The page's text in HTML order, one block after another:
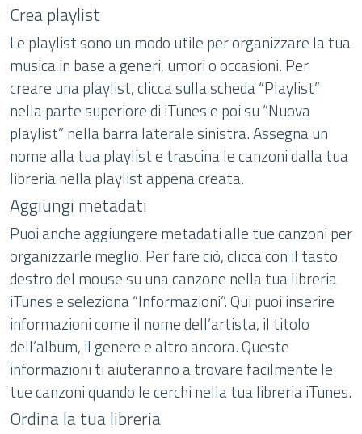
Crea playlist
Le playlist sono un modo utile per organizzare la tua
musica in base a generi, umori o occasioni. Per
creare una playlist, clicca sulla scheda “Playlist”
nella parte superiore di iTunes e poi su “Nuova
playlist” nella barra laterale sinistra. Assegna un
nome alla tua playlist e trascina le canzoni dalla tua
libreria nella playlist appena creata.
Aggiungi metadati
Puoi anche aggiungere metadati alle tue canzoni per
organizzarle meglio. Per fare ciò, clicca con il tasto
destro del mouse su una canzone nella tua libreria
iTunes e seleziona “Informazioni”. Qui puoi inserire
informazioni come il nome dell’artista, il titolo
dell’album, il genere e altro ancora. Queste
informazioni ti aiuteranno a trovare facilmente le
tue canzoni quando le cerchi nella tua libreria iTunes.
Ordina la tua libreria